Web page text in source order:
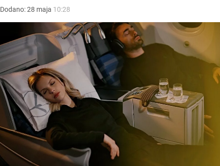
Dodano:28 maja 10:28